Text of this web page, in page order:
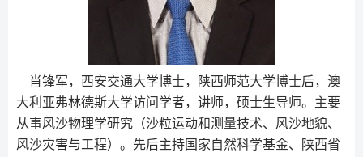
肖锋军，西安交通大学博士，陕西师范大学博士后，澳
大利亚弗林德斯大学访问学者，讲师，硕士生导师。主要
从事风沙物理学研究（沙粒运动和测量技术、风沙地貌、
风沙灾害与工程）。先后主持国家自然科学基金、陕西省